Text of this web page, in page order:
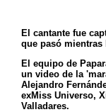
El cantante fue
que pasó mientras
El equipo de
un video de la
Alejandro
exMiss Universo,
Valladares.